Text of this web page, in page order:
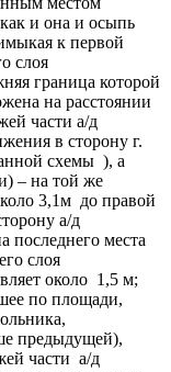
и она и осыпь
к первой
слоя
граница которой
на расстоянии
части а/д
в сторону г.
схемы ), а
– на той же
3,1м до правой
а/д
последнего места
слоя
около 1,5 м;
по площади,
предыдущей),
части а/д